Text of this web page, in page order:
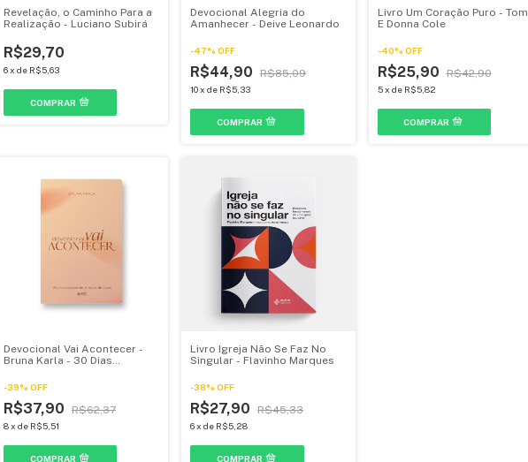
Revelação, o Caminho Para a
Realização - Luciano Subirá
R$29,70
6x de R$5,63
Devocional Alegria do
Amanhecer - Deive Leonardo
-47%OFF
R$44,90 R$85,09
10xde R$5,33
Livro Um Coração Puro - Tom
E Donna Cole
-40% OFF
R$25,90 R$42,90
5 x de R$5,82
Devocional Vai Acontecer -
Bruna Karla - 30 Dias
-39% OFF
R$37,90 R$62,37
8x de R$5,51
Livro Igreja Não Se Faz No
Singular - Flavinho Marques
-38%OFF
R$27,90 R$45,33
6xde R$5,28